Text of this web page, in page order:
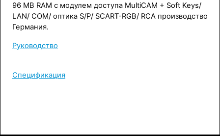
96 MB RAM с модулем доступа MultiCAM + Soft Keys/
LAN/ COM/ оптика S/P/ SCART-RGB/ RCA производство
Германия.
Руководство
Спецификация